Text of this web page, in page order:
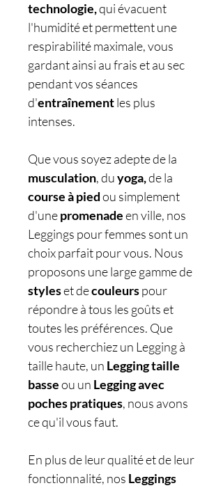
technologie,qui évacuent
l'humidité et permettent une
respirabilité maximale, vous
gardant ainsi au frais et au sec
pendant vos séances
d'entraînementles plus
intenses.
Que vous soyez adepte de la
musculation, duyoga,de la
course à piedou simplement
d'unepromenadeen ville, nos
Leggings pour femmes sont un
choix parfait pour vous. Nous
proposons une large gamme de
styleset decouleurspour
répondre à tous les goûts et
toutes les préférences. Que
vous recherchiez un Legging à
taille haute, un Legging taille
basseou un Legging avec
pochespratiques, nous avons
ce qu'il vous faut.
En plus de leur qualité et de leur
fonctionnalité, nos Leggings